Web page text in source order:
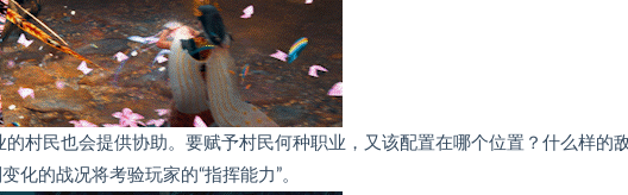
村民也会提供协助。要赋予村民何种职业，又该配置在哪个位置？什么样的
化的战况将考验玩家的“指挥能力”。